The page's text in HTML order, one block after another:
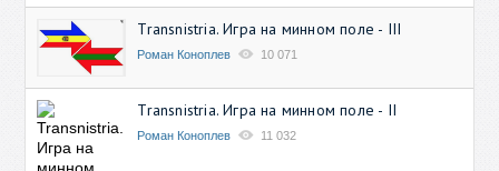
Transnistria. Игра на минном поле - III
Роман Коноплев 10 071
Transnistria. Игра на минном поле - II
Роман Коноплев 11 032